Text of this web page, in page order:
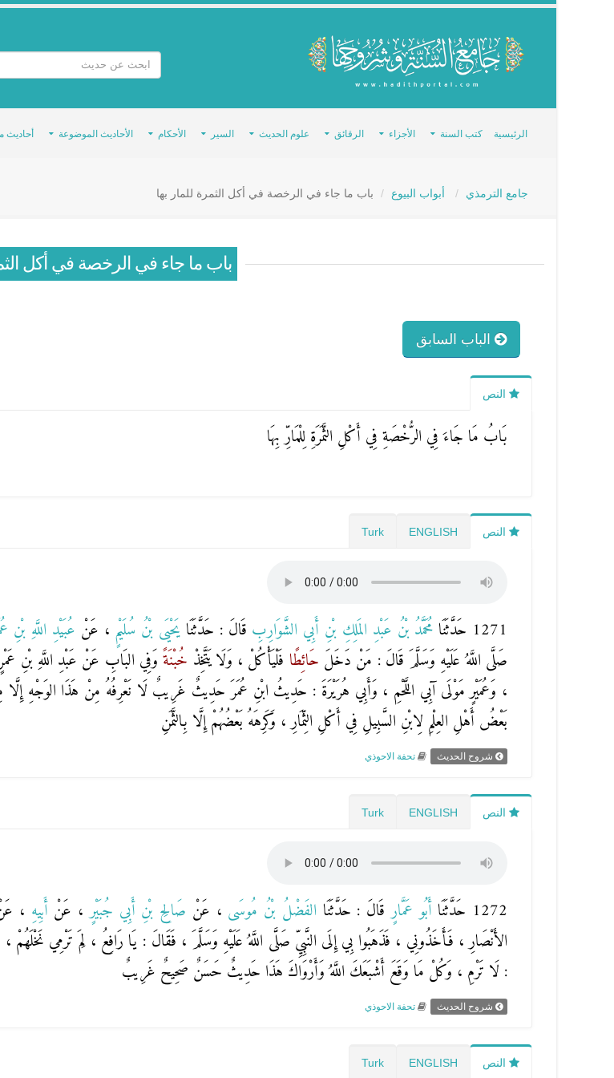
الرئيسية كتب السنة الأجزاء الرقائق علوم الحديث السير الأحكام الأحاديث الموضوعة أحاديث
جامع الترمذي أبواب البيوع باب ما جاء في الرخصة في أكل الثمرة للمار بها
باب ما جاء في الرخصة في أكل
الباب السابق
النص
بَابُ مَا جَاءَ فِي الرُّخْصَةِ فِي أَكْلِ الثَّمَرَةِ لِلْمَارِّ بِهَا
النص ENGLISH
Turk
1271 حَدَّثَنَا مُحَمَّدُ بْنُ عَبْدِ المَلِكِ بْنِ أَبِي الشَّوَارِبِ قَالَ : حَدَّثَنَا يَحْيَى بْنُ سُلَيْمٍ ، عَنْ عُبَيْدِ اللَّهِ بْنِ
صَلَّى اللَّهُ عَلَيْهِ وَسَلَّمَ قَالَ : مَنْ دَخَلَ حَائِطًا فَلْيَأْكُلْ ، وَلَا يَتَّخِذْ خُبْنَةً وَفِي البَابِ عَنْ عَبْدِ اللَّهِ بْنِ
، وَعُمَيْرٍ مَوْلَى آبِي اللَّحْمِ ، وَأَبِي هُرَيْرَةَ : حَدِيثُ ابْنِ عُمَرَ حَدِيثٌ غَرِيبٌ لَا نَعْرِفُهُ مِنْ هَذَا الوَجْهِ
بَعْضُ أَهْلِ العِلْمِ لِابْنِ السَّبِيلِ فِي أَكْلِ الثِّمَارِ ، وَكَرِهَهُ بَعْضُهُمْ إِلَّا بِالثَّمَنِ
شروح الحديث تحفة الاحوذي
النص ENGLISH
Turk
1272 حَدَّثَنَا أَبُو عَمَّارٍ قَالَ : حَدَّثَنَا الفَضْلُ بْنُ مُوسَى ، عَنْ صَالِحِ بْنِ أَبِي جُبَيْرٍ ، عَنْ أَبِيهِ ،
الأَنْصَارِ ، فَأَخَذُونِي ، فَذَهَبُوا بِي إِلَى النَّبِيِّ صَلَّى اللَّهُ عَلَيْهِ وَسَلَّمَ ، فَقَالَ : يَا رَافِعُ ، لِمَ تَرْمِي
: لَا تَرْمِ ، وَكُلْ مَا وَقَعَ أَشْبَعَكَ اللَّهُ وَأَرْوَاكَ هَذَا حَدِيثٌ حَسَنٌ صَحِيحٌ غَرِيبٌ
شروح الحديث تحفة الاحوذي
النص ENGLISH
Turk